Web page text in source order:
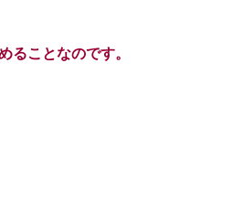
ることなのです。